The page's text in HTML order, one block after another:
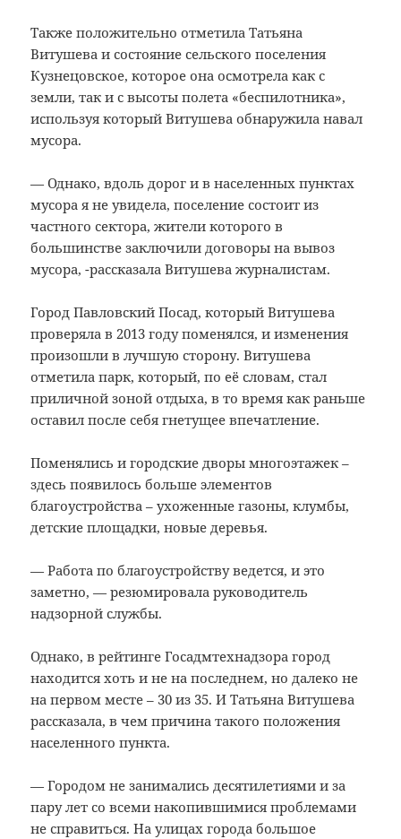
Также положительно отметила Татьяна
Витушева и состояние сельского поселения
Кузнецовское, которое она осмотрела как с
земли, так и с высоты полета «беспилотника»,
используя который Витушева обнаружила навал
мусора.
— Однако, вдоль дорог и в населенных пунктах
мусора я не увидела, поселение состоит из
частного сектора, жители которого в
большинстве заключили договоры на вывоз
мусора, -рассказала Витушева журналистам.
Город Павловский Посад, который Витушева
проверяла в 2013 году поменялся, и изменения
произошли в лучшую сторону. Витушева
отметила парк, который, по её словам, стал
приличной зоной отдыха, в то время как раньше
оставил после себя гнетущее впечатление.
Поменялись и городские дворы многоэтажек –
здесь появилось больше элементов
благоустройства – ухоженные газоны, клумбы,
детские площадки, новые деревья.
— Работа по благоустройству ведется, и это
заметно, — резюмировала руководитель
надзорной службы.
Однако, в рейтинге Госадмтехнадзора город
находится хоть и не на последнем, но далеко не
на первом месте – 30 из 35. И Татьяна Витушева
рассказала, в чем причина такого положения
населенного пункта.
— Городом не занимались десятилетиями и за
пару лет со всеми накопившимися проблемами
не справиться. На улицах города большое